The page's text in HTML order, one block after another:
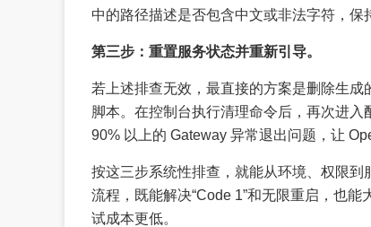
中的路径描述是否包含中文或非法字符，保
第三步：重置服务状态并重新引导。
若上述排查无效，最直接的方案是删除生成
脚本。在控制台执行清理命令后，再次进
90% 以上的 Gateway 异常退出问题，让
按这三步系统性排查，就能从环境、权限
流程，既能解决“Code 1”和无限重启，也
试成本更低。